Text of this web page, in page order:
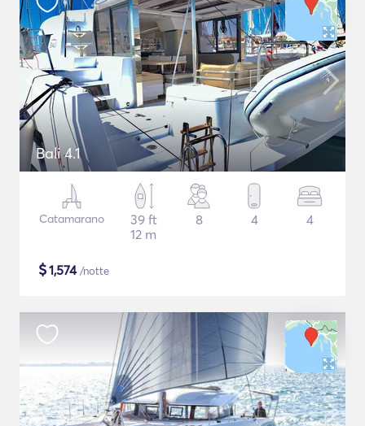
Bali 4.1
Catamarano
39 ft
12 m
8 4 4
$1,574/notte